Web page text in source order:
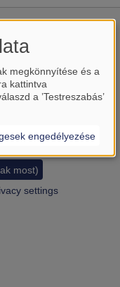
külső tartalmát?
most)
settings
megkönnyítése és a
kattintva
a ’Testreszabás’
engedélyezése